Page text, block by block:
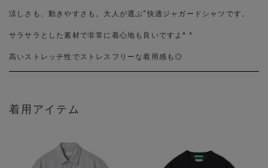
涼しさも、動きやすさも。大人が選ぶ“快適ジャガードシャツです。
サラサラとした素材で非常に着心地も良いですよ^ ^
高いストレッチ性でストレスフリーな着用感も◎
着用アイテム